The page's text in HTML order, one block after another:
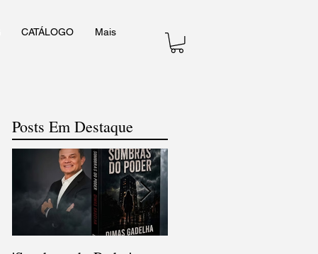
CATÁLOGO Mais
Posts Em Destaque